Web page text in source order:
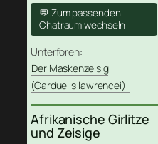
💬 Zum passenden
Chatraum wechseln
Unterforen:
Der Maskenzeisig
(Carduelis lawrencei)
Afrikanische Girlitze
und Zeisige